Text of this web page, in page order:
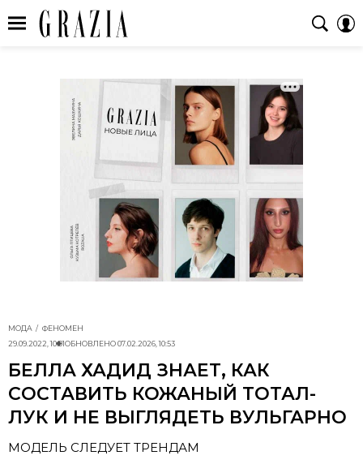
МОДА
ФЕНОМЕН
29.09.2022, 10:01ОБНОВЛЕНО07.02.2026, 10:53
БЕЛЛА ХАДИД ЗНАЕТ, КАК
СОСТАВИТЬ КОЖАНЫЙ ТОТАЛ-
ЛУК И НЕ ВЫГЛЯДЕТЬ ВУЛЬГАРНО
МОДЕЛЬ СЛЕДУЕТ ТРЕНДАМ